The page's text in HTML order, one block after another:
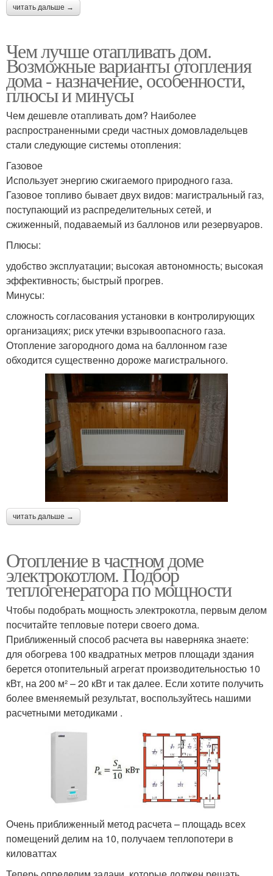
читать дальше →
Чем лучше отапливать дом.
Возможные варианты отопления
дома - назначение, особенности,
плюсы и минусы
Чем дешевле отапливать дом? Наиболее
распространенными среди частных домовладельцев
стали следующие системы отопления:
Газовое
Использует энергию сжигаемого природного газа.
Газовое топливо бывает двух видов: магистральный газ,
поступающий из распределительных сетей, и
сжиженный, подаваемый из баллонов или резервуаров.
Плюсы:
удобство эксплуатации; высокая автономность; высокая
эффективность; быстрый прогрев.
Минусы:
сложность согласования установки в контролирующих
организациях; риск утечки взрывоопасного газа.
Отопление загородного дома на баллонном газе
обходится существенно дороже магистрального.
читать дальше →
Отопление в частном доме
электрокотлом. Подбор
теплогенератора по мощности
Чтобы подобрать мощность электрокотла, первым делом
посчитайте тепловые потери своего дома.
Приближенный способ расчета вы наверняка знаете:
для обогрева 100 квадратных метров площади здания
берется отопительный агрегат производительностью 10
кВт, на 200 м² – 20 кВт и так далее. Если хотите получить
более вменяемый результат, воспользуйтесь нашими
расчетными методиками .
Очень приближенный метод расчета – площадь всех
помещений делим на 10, получаем теплопотери в
киловаттах